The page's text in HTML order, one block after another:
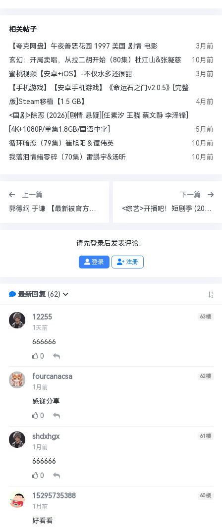
相关帖子
【夸克网盘】午夜善恶花园 1997 美国 剧情 电影
3月前
玄幻：开局卖唱，从拉二胡开始（80集）杜江山&张凝慈
10月前
蜜桃视频【安卓+iOS】-不仅水多还很甜
3月前
【手机游戏】【安卓手机游戏】《命运石之门v2.0.5》[完整
版]Steam移植【1.5 GB】
4月前
<国剧>除恶 (2026)[剧情 悬疑][任素汐 王骁 蔡文静 李泽锋]
[4K+1080P/单集1.8GB/国语中字]
5月前
循环暗恋（79集）崔旭阳＆谭伟英
10月前
我落泪情绪零碎（70集）雷鹏宇&汤昕
10月前
上一篇
郭德纲 于谦 【最新被官方约谈的相声】《艺高人胆子大》[139MB]
下一篇
<综艺>开播吧！短剧季 (2025)[真人秀][宁静 张萌 苏可 刘擎 高秋梓 管冯建宇 王格格 申浩男][1080P/单集1.5GB/国语中字]
请先登录后发表评论！
登录 注册
最新回复 (62)
12255
1天前
63楼
666666
0
fourcanacsa
1月前
62楼
感谢分享
0
shdxhgx
1月前
61楼
666666
0
15295735388
1月前
60楼
好看看